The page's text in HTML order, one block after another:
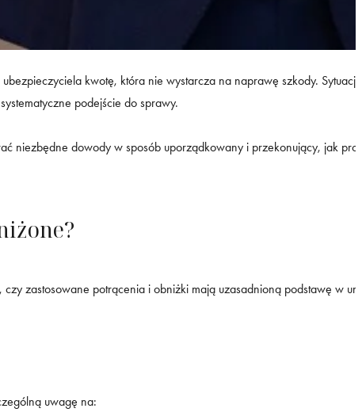
kwotę, która nie wystarcza na naprawę szkody.
podejście do sprawy.
dowody w sposób uporządkowany i przekonujący, jak
zastosowane potrącenia i obniżki mają uzasadnioną podstawę w
uwagę na: